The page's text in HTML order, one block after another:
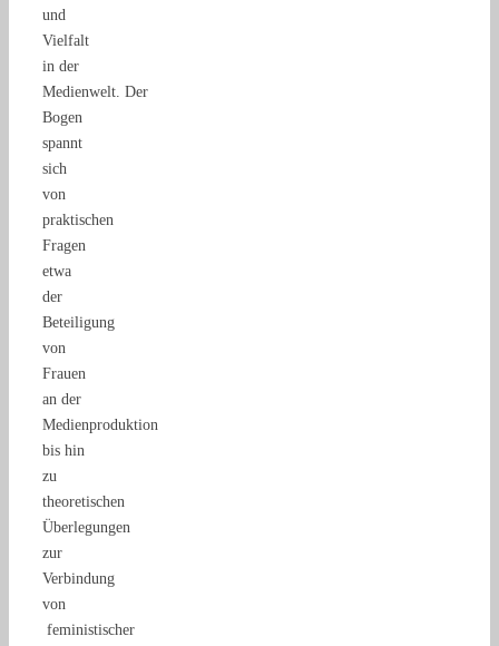
und
Vielfalt
in der
Medienwelt. Der
Bogen
spannt
sich
von
praktischen
Fragen
etwa
der
Beteiligung
von
Frauen
an der
Medienproduktion
bis hin
zu
theoretischen
Überlegungen
zur
Verbindung
von
feministischer